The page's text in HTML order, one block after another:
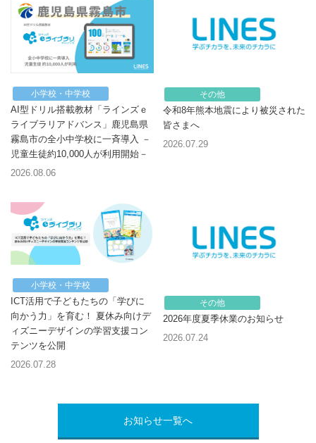
小学校・中学校
AI型ドリル搭載教材「ラインズｅ
ライブラリアドバンス」鹿児島県
霧島市の全小中学校に一斉導入 －
児童生徒約10,000人が利用開始－
2026.08.06
その他
令和8年熊本地震により被災された
皆さまへ
2026.07.29
小学校・中学校
ICT活用で子どもたちの「学びに
向かう力」を育む！ 夏休み向けデ
ィズニーデザインの学習支援コン
テンツを公開
2026.07.28
その他
2026年度夏季休業のお知らせ
2026.07.24
お知らせ一覧へ